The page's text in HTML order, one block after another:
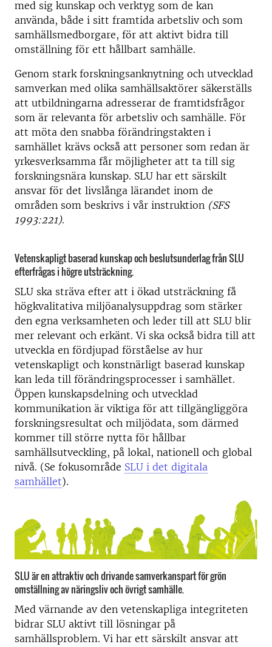
med sig kunskap och verktyg som de kan
använda, både i sitt framtida arbetsliv och som
samhällsmedborgare, för att aktivt bidra till
omställning för ett hållbart samhälle.
Genom stark forskningsanknytning och utvecklad
samverkan med olika samhällsaktörer säkerställs
att utbildningarna adresserar de framtidsfrågor
som är relevanta för arbetsliv och samhälle. För
att möta den snabba förändringstakten i
samhället krävs också att personer som redan är
yrkesverksamma får möjligheter att ta till sig
forskningsnära kunskap. SLU har ett särskilt
ansvar för det livslånga lärandet inom de
områden som beskrivs i vår instruktion (SFS
1993:221).
Vetenskapligt baserad kunskap och beslutsunderlag från SLU
efterfrågas i högre utsträckning.
SLU ska sträva efter att i ökad utsträckning få
högkvalitativa miljöanalysuppdrag som stärker
den egna verksamheten och leder till att SLU blir
mer relevant och erkänt. Vi ska också bidra till att
utveckla en fördjupad förståelse av hur
vetenskapligt och konstnärligt baserad kunskap
kan leda till förändringsprocesser i samhället.
Öppen kunskapsdelning och utvecklad
kommunikation är viktiga för att tillgängliggöra
forskningsresultat och miljödata, som därmed
kommer till större nytta för hållbar
samhällsutveckling, på lokal, nationell och global
nivå. (Se fokusområde SLU i det digitala
samhället).
SLU är en attraktiv och drivande samverkanspart för grön
omställning av näringsliv och övrigt samhälle.
Med värnande av den vetenskapliga integriteten
bidrar SLU aktivt till lösningar på
samhällsproblem. Vi har ett särskilt ansvar att